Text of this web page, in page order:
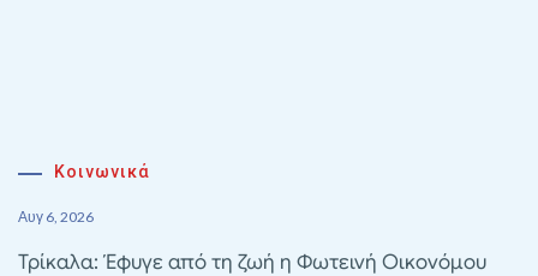
Κοινωνικά
Αυγ 6, 2026
Τρίκαλα: Έφυγε από τη ζωή η Φωτεινή Οικονόμου